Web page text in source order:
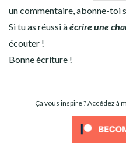
un commentaire, abonne-toi
Si tu as réussi àécrire une
écouter !
Bonne écriture !
Ça vous inspire ? Accédez à